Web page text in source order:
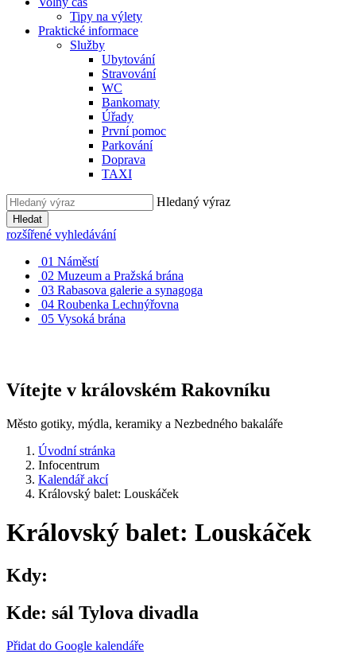
Tipy na výlety
Praktické informace
Služby
Ubytování
Stravování
WC
Bankomaty
Úřady
První pomoc
Parkování
Doprava
TAXI
Hledaný výraz
Hledat
rozšířené vyhledávání
01 Náměstí
02 Muzeum a Pražská brána
03 Rabasova galerie a synagoga
04 Roubenka Lechnýřovna
05 Vysoká brána
Vítejte v královském Rakovníku
Město gotiky, mýdla, keramiky a Nezbedného bakaláře
Úvodní stránka
Infocentrum
Kalendář akcí
Královský balet: Louskáček
Královský balet: Louskáček
Kdy:
Kde: sál Tylova divadla
Přidat do Google kalendáře